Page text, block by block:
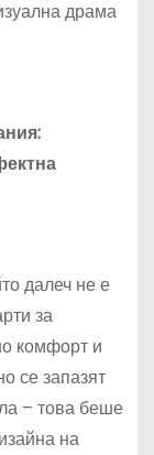
драма
далеч не е
за
комфорт и
се запазят
– това беше
на